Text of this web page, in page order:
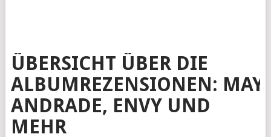
ÜBERSICHT ÜBER DIE
ALBUMREZENSIONEN:
ANDRADE, ENVY UND
MEHR